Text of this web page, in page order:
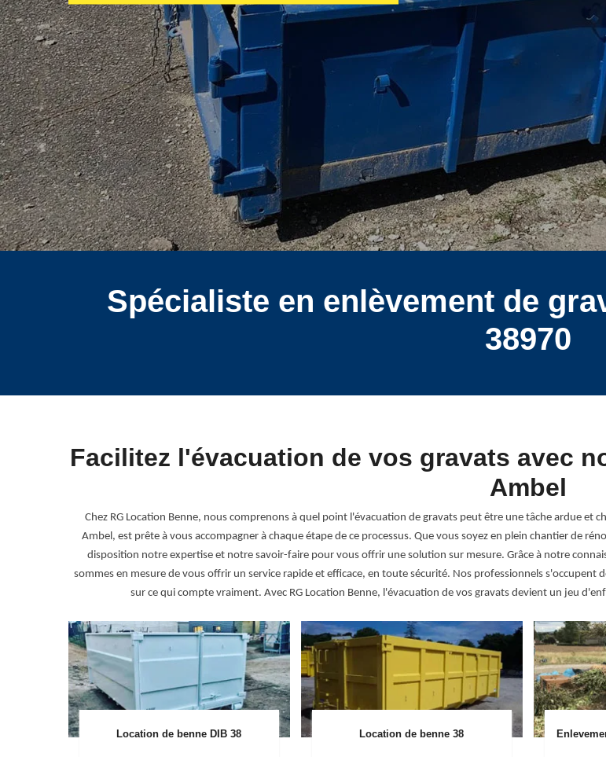
Spécialiste en enlèvement de
38970
Facilitez l'évacuation de vos gravats avec
Ambel
Chez RG Location Benne, nous comprenons à quel point l'évacuation de gravats peut être une tâche ardue
Ambel, est prête à vous accompagner à chaque étape de ce processus. Que vous soyez en plein chantier de
disposition notre expertise et notre savoir-faire pour vous offrir une solution sur mesure. Grâce à notre
sommes en mesure de vous offrir un service rapide et efficace, en toute sécurité. Nos professionnels
sur ce qui compte vraiment. Avec RG Location Benne, l'évacuation de vos gravats devient un jeu
Location de benne DIB 38 Location de benne 38